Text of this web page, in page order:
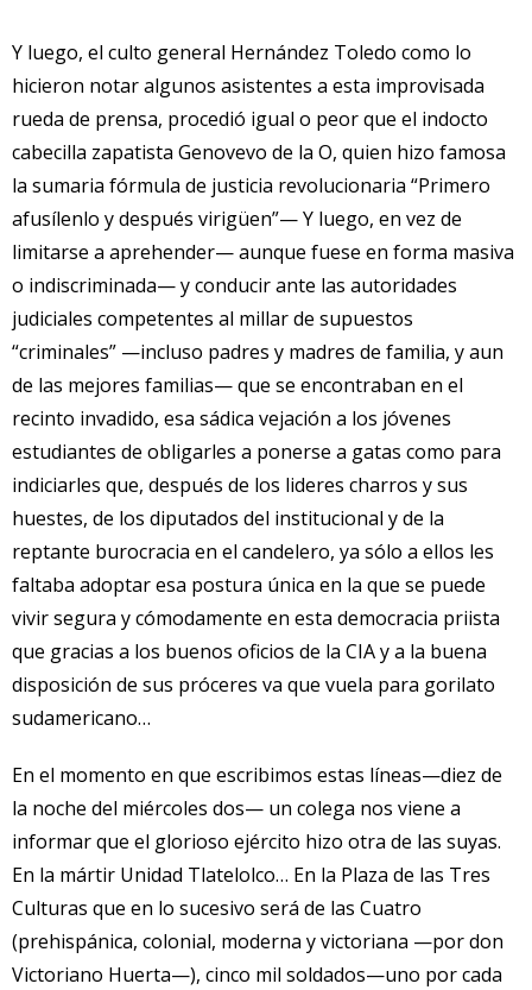
Y luego, el culto general Hernández Toledo como lo
hicieron notar algunos asistentes a esta improvisada
rueda de prensa, procedió igual o peor que el indocto
cabecilla zapatista Genovevo de la O, quien hizo famosa
la sumaria fórmula de justicia revolucionaria “Primero
afusílenlo y después virigüen”— Y luego, en vez de
limitarse a aprehender— aunque fuese en forma masiva
o indiscriminada— y conducir ante las autoridades
judiciales competentes al millar de supuestos
“criminales” —incluso padres y madres de familia, y aun
de las mejores familias— que se encontraban en el
recinto invadido, esa sádica vejación a los jóvenes
estudiantes de obligarles a ponerse a gatas como para
indiciarles que, después de los lideres charros y sus
huestes, de los diputados del institucional y de la
reptante burocracia en el candelero, ya sólo a ellos les
faltaba adoptar esa postura única en la que se puede
vivir segura y cómodamente en esta democracia priista
que gracias a los buenos oficios de la CIA y a la buena
disposición de sus próceres va que vuela para gorilato
sudamericano…
En el momento en que escribimos estas líneas—diez de
la noche del miércoles dos— un colega nos viene a
informar que el glorioso ejército hizo otra de las suyas.
En la mártir Unidad Tlatelolco… En la Plaza de las Tres
Culturas que en lo sucesivo será de las Cuatro
(prehispánica, colonial, moderna y victoriana —por don
Victoriano Huerta—), cinco mil soldados—uno por cada